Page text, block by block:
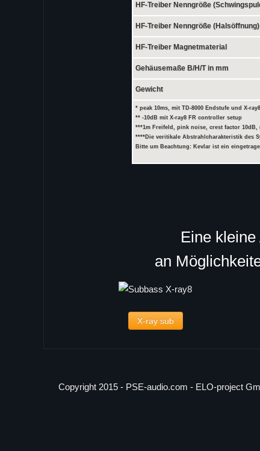
HF-Treiber Nenngröße
HF-Treiber Nenngröße (Halsöffnung)
HF-Treiber Magnetmaterial
Gehäusemaße B/H/T in mm
Gewicht
* peak 10ms, mit TD-8000 Endstufe und X-
** -10dB mit X-ray8 FR controller setup
***1m Freifeld, pink noise, crest factor 10dB,
****Die veritikale Abstrahlcharakteristik des
Bitte um Beachtung: Kevlar ist ein
Eine kleine
an
X-ray sub
Copyright 2015 - PSE-audio.com - ELO-project